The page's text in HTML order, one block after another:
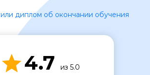
диплом об окончании обучения
4.7
из 5.0